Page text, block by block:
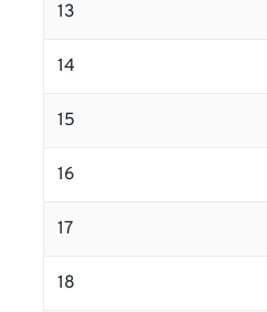
13
14
15
16
17
18